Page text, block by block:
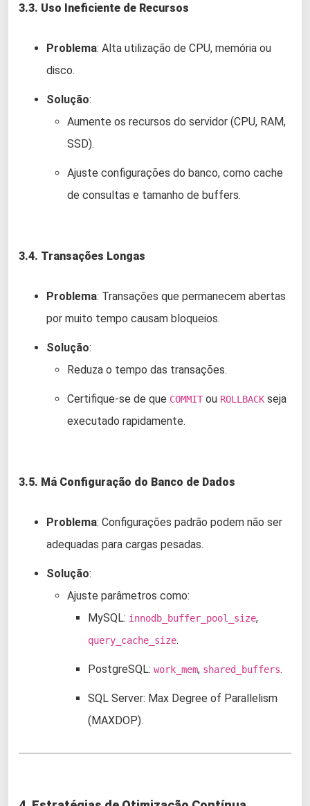
3.3. Uso Ineficiente de Recursos
Problema: Alta utilização de CPU, memória ou
disco.
Solução:
Aumente os recursos do servidor (CPU, RAM,
SSD).
Ajuste configurações do banco, como cache
de consultas e tamanho de buffers.
3.4. Transações Longas
Problema: Transações que permanecem abertas
por muito tempo causam bloqueios.
Solução:
Reduza o tempo das transações.
Certifique-se de que COMMIT ou ROLLBACK seja
executado rapidamente.
3.5. Má Configuração do Banco de Dados
Problema: Configurações padrão podem não ser
adequadas para cargas pesadas.
Solução:
Ajuste parâmetros como:
MySQL: innodb_buffer_pool_size,
query_cache_size.
PostgreSQL: work_mem, shared_buffers.
SQL Server: Max Degree of Parallelism
(MAXDOP).